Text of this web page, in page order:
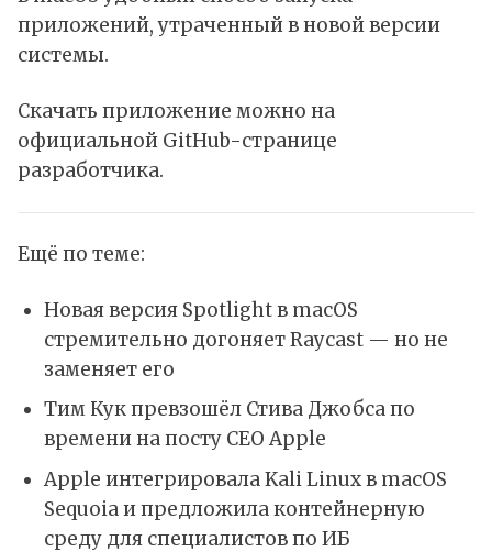
приложений, утраченный в новой версии
системы.
Скачать приложение можно на
официальной GitHub-странице
разработчика.
Ещё по теме:
Новая версия Spotlight в macOS
стремительно догоняет Raycast — но не
заменяет его
Тим Кук превзошёл Стива Джобса по
времени на посту CEO Apple
Apple интегрировала Kali Linux в macOS
Sequoia и предложила контейнерную
среду для специалистов по ИБ